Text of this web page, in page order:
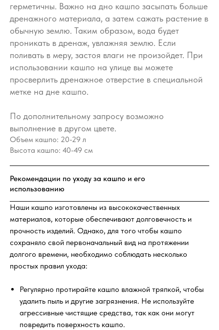
герметичны. Важно на дно кашпо засыпать больше
дренажного материала, а затем сажать растение в
обычную землю. Таким образом, вода будет
проникать в дренаж, увлажняя землю. Если
поливать в меру, застоя влаги не произойдет. При
использовании кашпо на улице вы можете
просверлить дренажное отверстие в специальной
метке на дне кашпо.
По дополнительному запросу возможно
выполнение в другом цвете.
Объем кашпо: 20-29 л
Высота кашпо: 40-49 см
Рекомендации по уходу за кашпо и его
использованию
Наши кашпо изготовлены из высококачественных
материалов, которые обеспечивают долговечность и
прочность изделий. Однако, для того чтобы кашпо
сохраняло свой первоначальный вид на протяжении
долгого времени, необходимо соблюдать несколько
простых правил ухода:
Регулярно протирайте кашпо влажной тряпкой, чтобы
удалить пыль и другие загрязнения. Не используйте
агрессивные чистящие средства, так как они могут
повредить поверхность кашпо.